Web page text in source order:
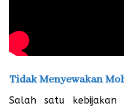
Tidak Menyewakan
Salah satu